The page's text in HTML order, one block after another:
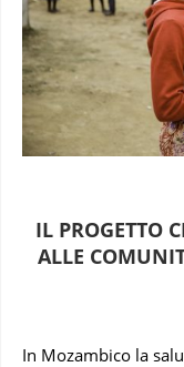
IL PROGETTO
ALLE
In Mozambico la